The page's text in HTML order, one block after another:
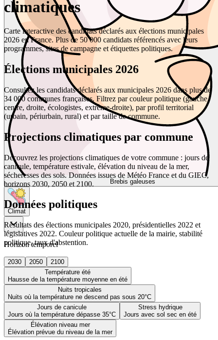
Brebis galeuses
Climat
Horizon temporel
2030 2050
2100
Température été
Hausse de la température moyenne en été
Nuits tropicales
Nuits où la température ne descend pas sous 20°C
Jours de canicule
Jours où la température dépasse 35°C
Stress hydrique
Jours avec sol sec en été
Élévation niveau mer
Élévation prévue du niveau de la mer
climatiques
Carte interactive des candidats déclarés aux élections municipales
2026 en France. Plus de 50 000 candidats référencés avec leurs
programmes, sites de campagne et étiquettes politiques.
Élections municipales 2026
Consultez les candidats déclarés aux municipales 2026 dans plus de
34 000 communes françaises. Filtrez par couleur politique (gauche,
centre, droite, écologistes, extrême-droite), par profil territorial
(urbain, périurbain, rural) et par taille de commune.
Projections climatiques par commune
Découvrez les projections climatiques de votre commune : jours de
canicule, température estivale, élévation du niveau de la mer,
sécheresses des sols. Données issues de Météo France et du GIEC,
horizons 2030, 2050 et 2100.
Données politiques
Résultats des élections municipales 2020, présidentielles 2022 et
législatives 2022. Couleur politique actuelle de la mairie, stabilité
politique, taux d'abstention.